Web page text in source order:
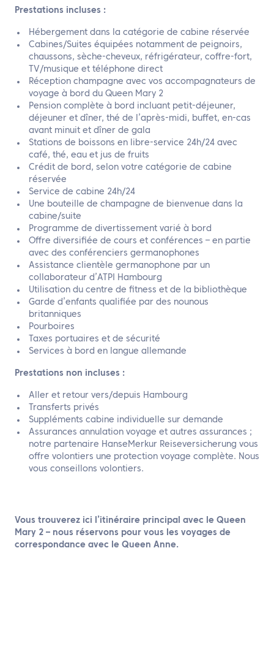
Prestations incluses :
Hébergement dans la catégorie de cabine réservée
Cabines/Suites équipées notamment de peignoirs,
chaussons, sèche-cheveux, réfrigérateur, coffre-fort,
TV/musique et téléphone direct
Réception champagne avec vos accompagnateurs de
voyage à bord du Queen Mary 2
Pension complète à bord incluant petit-déjeuner,
déjeuner et dîner, thé de l’après-midi, buffet, en-cas
avant minuit et dîner de gala
Stations de boissons en libre-service 24h/24 avec
café, thé, eau et jus de fruits
Crédit de bord, selon votre catégorie de cabine
réservée
Service de cabine 24h/24
Une bouteille de champagne de bienvenue dans la
cabine/suite
Programme de divertissement varié à bord
Offre diversifiée de cours et conférences – en partie
avec des conférenciers germanophones
Assistance clientèle germanophone par un
collaborateur d’ATPI Hambourg
Utilisation du centre de fitness et de la bibliothèque
Garde d’enfants qualifiée par des nounous
britanniques
Pourboires
Taxes portuaires et de sécurité
Services à bord en langue allemande
Prestations non incluses :
Aller et retour vers/depuis Hambourg
Transferts privés
Suppléments cabine individuelle sur demande
Assurances annulation voyage et autres assurances ;
notre partenaire HanseMerkur Reiseversicherung vous
offre volontiers une protection voyage complète. Nous
vous conseillons volontiers.
Vous trouverez ici l’itinéraire principal avec le Queen
Mary 2 – nous réservons pour vous les voyages de
correspondance avec le Queen Anne.